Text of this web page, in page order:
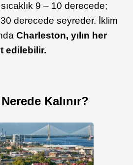
9 – 10 derecede;
derecede seyreder. İklim
Charleston, yılın her
edilebilir.
Kalınır?